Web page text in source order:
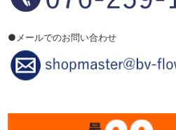
●メールでのお問い合わせ